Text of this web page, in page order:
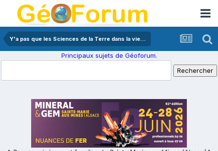
Y'a pas que les Sciences de la Terre dans la vie...
Principaux sujets de Géoforum.